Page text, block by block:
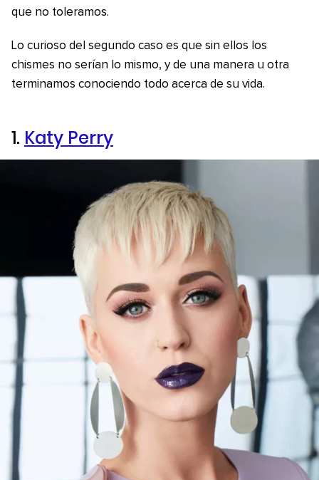
que no toleramos.
Lo curioso del segundo caso es que sin ellos los
chismes no serían lo mismo, y de una manera u otra
terminamos conociendo todo acerca de su vida.
1. Katy Perry